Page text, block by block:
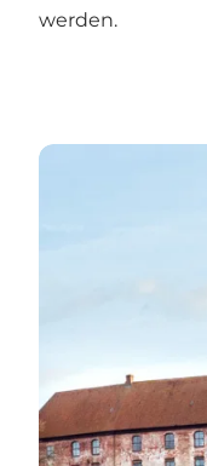
werden.
Tickets hier